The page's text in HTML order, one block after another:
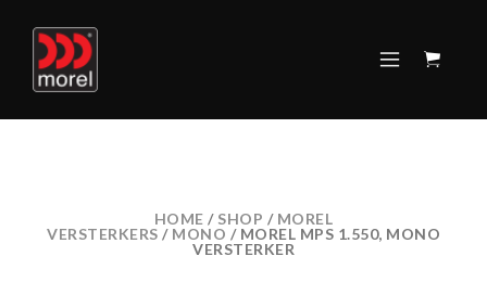
HOME / SHOP / MOREL
VERSTERKERS / MONO / MOREL MPS 1.550, MONO
VERSTERKER